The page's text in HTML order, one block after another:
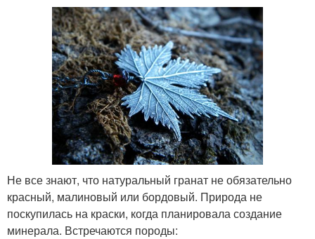
Не все знают, что натуральный гранат не обязательно
красный, малиновый или бордовый. Природа не
поскупилась на краски, когда планировала создание
минерала. Встречаются породы: